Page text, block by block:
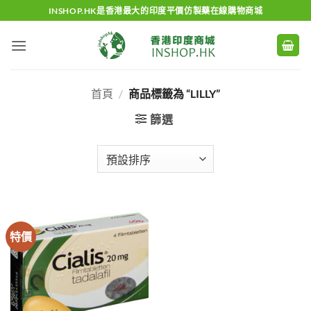
to
content
INSHOP.HK是香港最大的印度平價仿製藥在線購物商城
首頁 / 商品標籤為 “LILLY”
篩選
特價